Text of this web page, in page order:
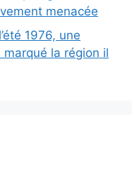
menacée
1976, une
la région il